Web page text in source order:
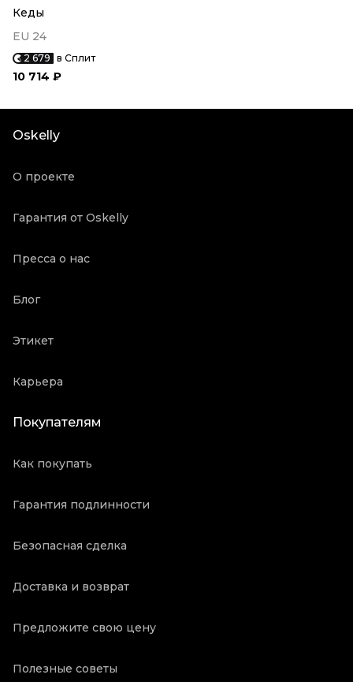
Кеды
EU 24
2 679 в Сплит
10 714 ₽
Oskelly
О проекте
Гарантия от Oskelly
Пресса о нас
Блог
Этикет
Карьера
Покупателям
Как покупать
Гарантия подлинности
Безопасная сделка
Доставка и возврат
Предложите свою цену
Полезные советы